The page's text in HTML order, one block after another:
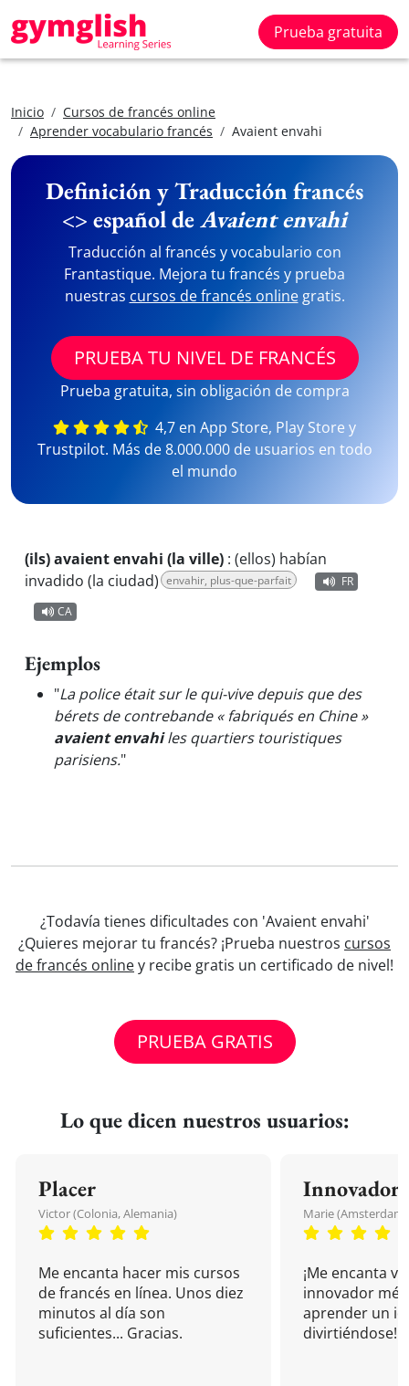
Prueba gratuita
Inicio
Cursos de francés online
Aprender vocabulario francés
Avaient envahi
Definición y Traducción francés
<> español deAvaient envahi
Traducción al francés y vocabulario con
Frantastique. Mejora tu francés y prueba
nuestras cursos de francés onlinegratis.
PRUEBA TU NIVEL DE FRANCÉS
Prueba gratuita, sin obligación de compra
4,7 en App Store, Play Store y
Trustpilot. Más de 8.000.000 de usuarios en todo
el mundo
(ils) avaient envahi (la ville) : (ellos) habían
invadido (la ciudad) envahir, plus-que-parfait
FR
CA
Ejemplos
"La police était sur le qui-vive depuis que des
bérets de contrebande « fabriqués en Chine »
avaient envahiles quartiers touristiques
parisiens."
¿Todavía tienes dificultades con 'Avaient envahi'
¿Quieres mejorar tu francés? ¡Prueba nuestros cursos
de francés onliney recibe gratis un certificado de nivel!
PRUEBA GRATIS
Lo que dicen nuestros usuarios:
Placer
Victor (Colonia, Alemania)
Me encanta hacer mis cursos
de francés en línea. Unos diez
minutos al día son
suficientes... Gracias.
Innovador
Marie (Amsterdam,
¡Me encanta
innovador
aprender un
divirtiéndose!